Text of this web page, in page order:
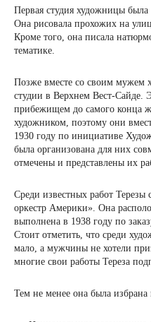
Первая студия художницы
Она ​​рисовала прохожих на
Кроме того, она писала
тематике.
Позже вместе со своим мужем
студии в Верхнем Вест-Сайде.
прибежищем до самого конца
художником, поэтому они
1930 году по инициативе
была организована для них
отмечены и представлены их
Среди известных работ Терезы
оркестр Америки». Она
выполнена в 1938 году по
Стоит отметить, что среди
мало, а мужчины не хотели
многие свои работы Тереза
Тем не менее она была избрана